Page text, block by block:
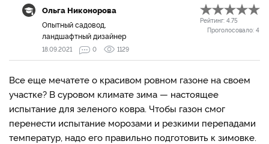
Ольга Никонорова
Опытный садовод,
ландшафтный дизайнер
Рейтинг: 4.75
Проголосовало: 4
18.09.2021 0 1129
Все еще мечатете о красивом ровном газоне на своем
участке? В суровом климате зима — настоящее
испытание для зеленого ковра. Чтобы газон смог
перенести испытание морозами и резкими перепадами
температур, надо его правильно подготовить к зимовке.